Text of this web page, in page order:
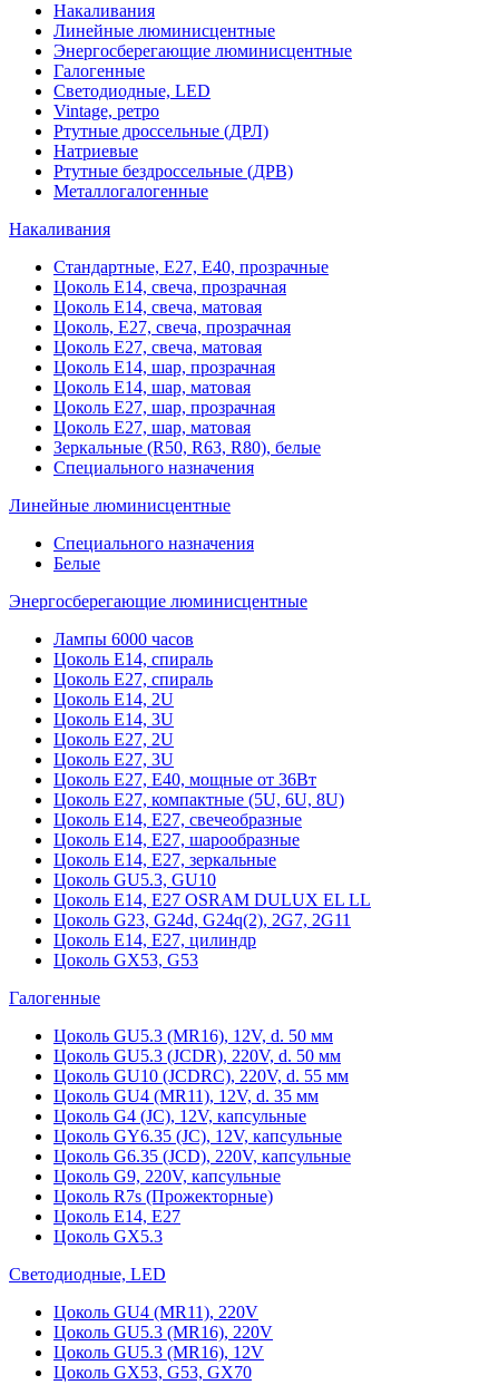
Накаливания
Линейные люминисцентные
Энергосберегающие люминисцентные
Галогенные
Светодиодные, LED
Vintage, ретро
Ртутные дроссельные (ДРЛ)
Натриевые
Ртутные бездроссельные (ДРВ)
Металлогалогенные
Накаливания
Стандартные, Е27, Е40, прозрачные
Цоколь Е14, свеча, прозрачная
Цоколь Е14, свеча, матовая
Цоколь, Е27, свеча, прозрачная
Цоколь Е27, свеча, матовая
Цоколь Е14, шар, прозрачная
Цоколь Е14, шар, матовая
Цоколь Е27, шар, прозрачная
Цоколь Е27, шар, матовая
Зеркальные (R50, R63, R80), белые
Специального назначения
Линейные люминисцентные
Специального назначения
Белые
Энергосберегающие люминисцентные
Лампы 6000 часов
Цоколь Е14, спираль
Цоколь Е27, спираль
Цоколь Е14, 2U
Цоколь Е14, 3U
Цоколь Е27, 2U
Цоколь Е27, 3U
Цоколь Е27, Е40, мощные от 36Вт
Цоколь Е27, компактные (5U, 6U, 8U)
Цоколь Е14, Е27, свечеобразные
Цоколь Е14, Е27, шарообразные
Цоколь Е14, Е27, зеркальные
Цоколь GU5.3, GU10
Цоколь Е14, Е27 OSRAM DULUX EL LL
Цоколь G23, G24d, G24q(2), 2G7, 2G11
Цоколь Е14, Е27, цилиндр
Цоколь GX53, G53
Галогенные
Цоколь GU5.3 (MR16), 12V, d. 50 мм
Цоколь GU5.3 (JCDR), 220V, d. 50 мм
Цоколь GU10 (JCDRC), 220V, d. 55 мм
Цоколь GU4 (MR11), 12V, d. 35 мм
Цоколь G4 (JC), 12V, капсульные
Цоколь GY6.35 (JC), 12V, капсульные
Цоколь G6.35 (JCD), 220V, капсульные
Цоколь G9, 220V, капсульные
Цоколь R7s (Прожекторные)
Цоколь E14, E27
Цоколь GX5.3
Светодиодные, LED
Цоколь GU4 (MR11), 220V
Цоколь GU5.3 (MR16), 220V
Цоколь GU5.3 (MR16), 12V
Цоколь GX53, G53, GX70